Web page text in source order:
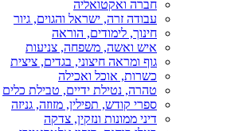
חברה ואקטואליה
עבודה זרה, ישראל והגוים, גיור
חינוך, לימודים, הוראה
איש ואשה, משפחה, צניעות
גוף ומראה חיצוני, בגדים, ציצית
כשרות, אוכל ואכילה
טהרה, נטילת ידיים, טבילת כלים
ספרי קודש, תפילין, מזוזה, גניזה
דיני ממונות ונזקין, צדקה